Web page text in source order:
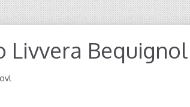
Livvera Bequignol